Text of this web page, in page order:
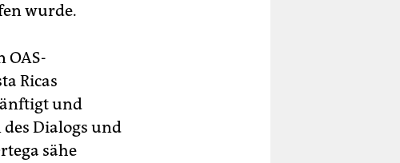
wurde.
OAS-
Ricas
und
Dialogs und
sähe